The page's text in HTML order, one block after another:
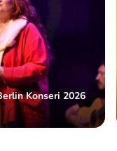
Konseri 2026